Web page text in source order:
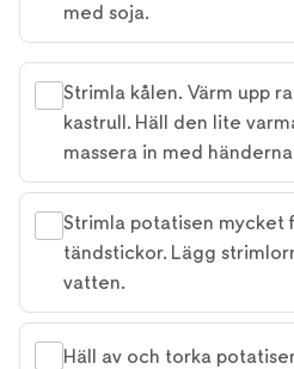
med soja.
Strimla kålen. Värm upp
kastrull. Häll den lite
massera in med
Strimla potatisen mycket
tändstickor. Lägg
vatten.
Häll av och torka